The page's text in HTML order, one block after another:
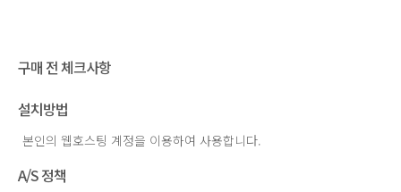
구매 전 체크사항
설치방법
본인의 웹호스팅 계정을 이용하여 사용합니다.
A/S 정책